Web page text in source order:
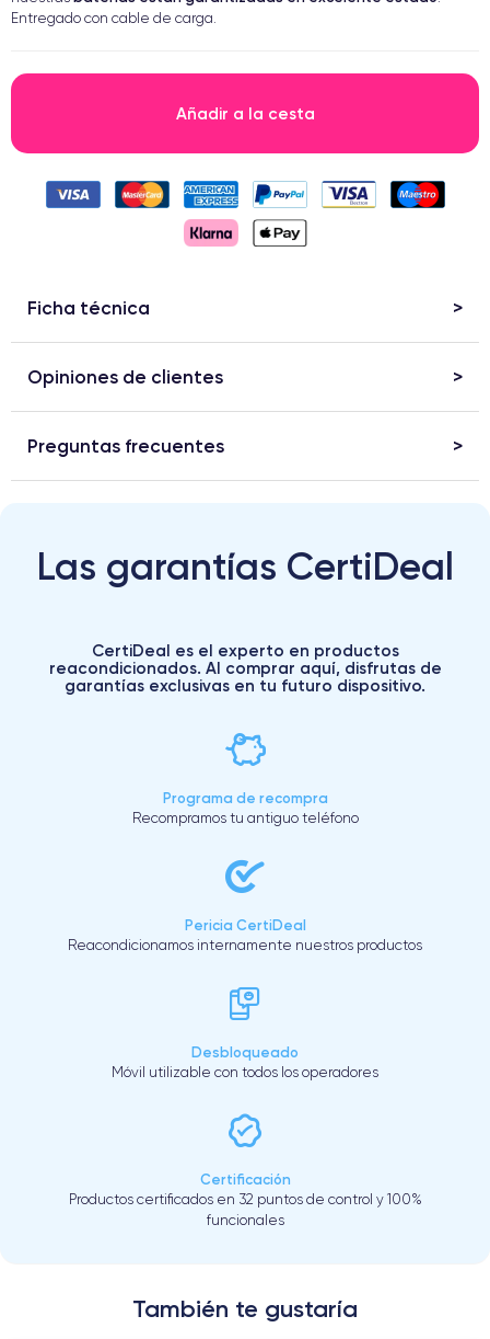
Entregado con cable de carga.
Añadir a la cesta
Ficha técnica
Opiniones de clientes
Preguntas frecuentes
Las garantías CertiDeal
CertiDeal es el experto en productos
reacondicionados. Al comprar aquí, disfrutas de
garantías exclusivas en tu futuro dispositivo.
Programa de recompra
Recompramos tu antiguo teléfono
Pericia CertiDeal
Reacondicionamos internamente nuestros productos
Desbloqueado
Móvil utilizable con todos los operadores
Certificación
Productos certificados en 32 puntos de control y 100%
funcionales
También te gustaría